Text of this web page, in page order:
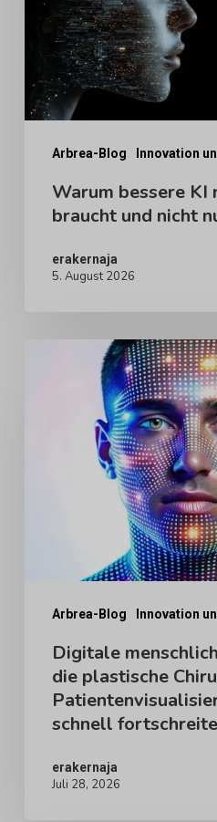
Arbrea-Blog Innovation
Fälle
braucht
und
nicht
nur
mehr
DatenWarum bessere KI
braucht und nicht
erakernaja
5. August 2026
Arbrea-Blog Innovation
schnell
fortschreitet
Digitale
die plastische
schnell
erakernaja
Juli 28, 2026